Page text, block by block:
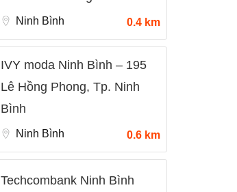
Ninh Bình 0.4 km
IVY moda Ninh Bình – 195
Lê Hồng Phong, Tp. Ninh
Bình
Ninh Bình 0.6 km
Techcombank Ninh Bình